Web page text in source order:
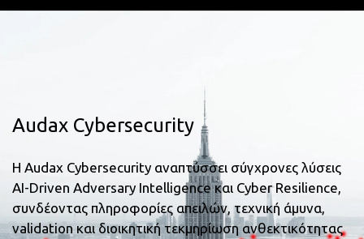
Audax Cybersecurity
Η Audax Cybersecurity αναπτύσσει σύγχρονες λύσεις
AI-Driven Adversary Intelligence και Cyber Resilience,
συνδέοντας πληροφορίες απειλών, τεχνική άμυνα,
validation και διοικητική τεκμηρίωση ανθεκτικότητας